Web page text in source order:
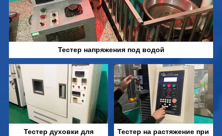
Тестер напряжения под водой
Тестер духовки для
Тестер на растяжение при